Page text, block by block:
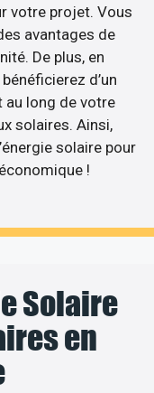
votre projet. Vous
avantages de
De plus, en
d’un
au long de votre
solaires. Ainsi,
solaire pour
!
Solaire
en